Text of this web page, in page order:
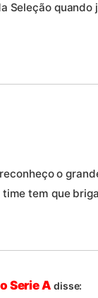
Seleção quando
o
tem que
Serie A disse: